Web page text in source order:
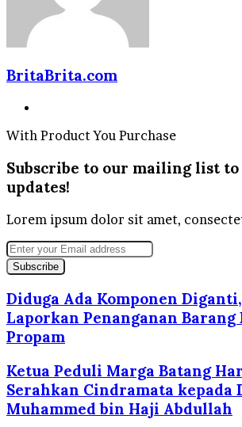
BritaBrita.com
With Product You Purchase
Subscribe to our mailing list
updates!
Lorem ipsum dolor sit amet,
Enter
your
Email
address
Diduga Ada Komponen
Laporkan Penanganan Barang
Propam
Ketua Peduli Marga Batang
Serahkan Cindramata kepada
Muhammed bin Haji Abdullah